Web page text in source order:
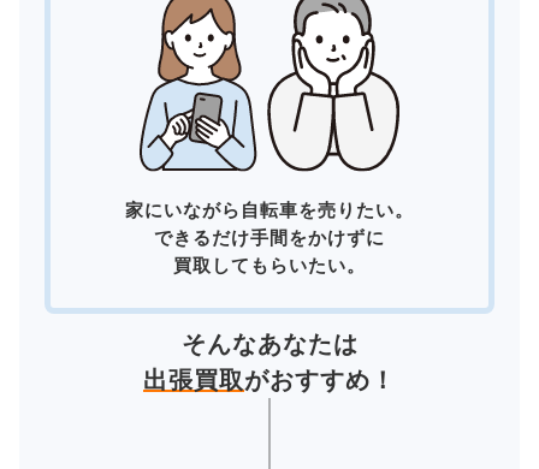
家にいながら自転車を売りたい。
できるだけ手間をかけずに
買取してもらいたい。
そんなあなたは
出張買取がおすすめ！